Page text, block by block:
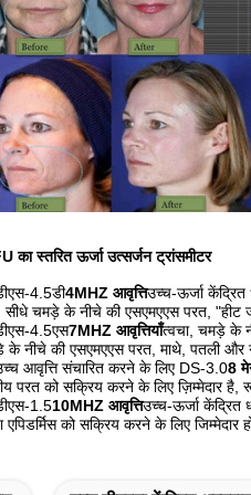
का स्तरित ऊर्जा उत्सर्जन ट्रांसमीटर
4.5डी4MHZ आवृत्तिउच्च-ऊर्जा
सीधे चमड़े के नीचे की एसएमएएस परत, "हीट
4.5एस7MHZ आवृत्तियाँत्वचा, चमड़े के
के नीचे की एसएमएएस परत, माथे, पतली और
आवृत्ति संचारित करने के लिए DS-3.08
परत को सक्रिय करने के लिए ज़िम्मेदार है,
1.510MHZ आवृत्तिउच्च-ऊर्जा केंद्रित
एपिडर्मिस को सक्रिय करने के लिए जिम्मेदार